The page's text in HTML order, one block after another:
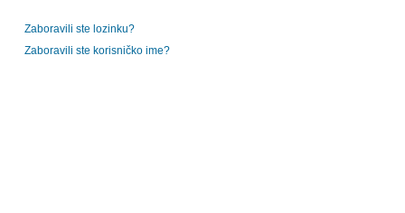
Zaboravili ste lozinku?
Zaboravili ste korisničko ime?